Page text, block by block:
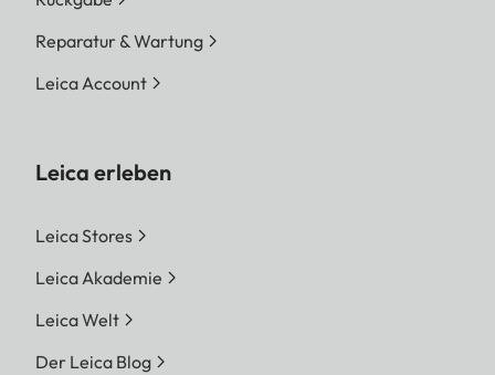
Reparatur & Wartung
Leica Account
Leica erleben
Leica Stores
Leica Akademie
Leica Welt
Der Leica Blog